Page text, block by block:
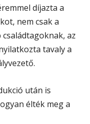
díjazta a
nem csak a
az
tavaly a
után is
élték meg a